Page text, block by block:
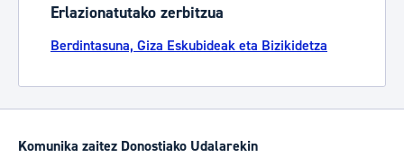
Erlazionatutako zerbitzua
Berdintasuna, Giza Eskubideak eta Bizikidetza
Komunika zaitez Donostiako Udalarekin